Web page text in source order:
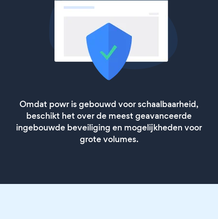
Omdat powr is gebouwd voor schaalbaarheid,
beschikt het over de meest geavanceerde
ingebouwde beveiliging en mogelijkheden voor
grote volumes.